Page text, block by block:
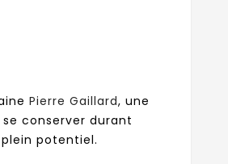
Pierre Gaillard, une
conserver durant
potentiel.